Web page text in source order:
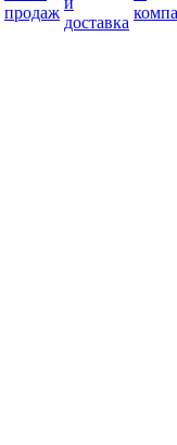
продаж
доставка